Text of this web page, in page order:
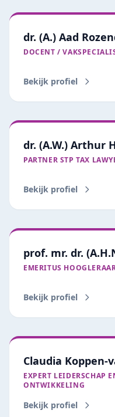
dr. (A.) Aad
DOCENT /
Bekijk profiel
dr. (A.W.) Arthur
PARTNER STP TAX
Bekijk profiel
prof. mr. dr.
EMERITUS
Bekijk profiel
Claudia Koppen-
EXPERT LEIDERSCHAP
ONTWIKKELING
Bekijk profiel